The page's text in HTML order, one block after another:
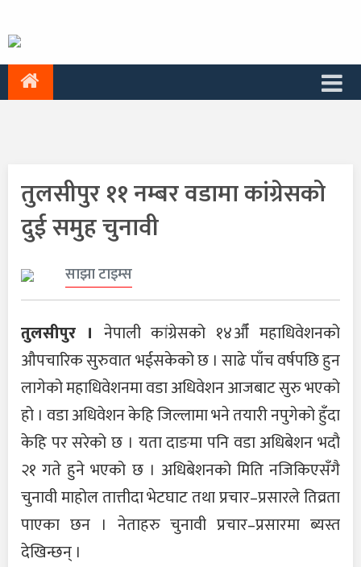
तुलसीपुर ११ नम्बर वडामा कांग्रेसको
दुई समुह चुनावी
साझा टाइम्स
तुलसीपुर । नेपाली कांग्रेसको १४औँ महाधिवेशनको
औपचारिक सुरुवात भईसकेको छ । साढे पाँच वर्षपछि हुन
लागेको महाधिवेशनमा वडा अधिवेशन आजबाट सुरु भएको
हो । वडा अधिवेशन केहि जिल्लामा भने तयारी नपुगेको हुँदा
केहि पर सरेको छ । यता दाङमा पनि वडा अधिबेशन भदौ
२१ गते हुने भएको छ । अधिबेशनको मिति नजिकिएसँगै
चुनावी माहोल तात्तीदा भेटघाट तथा प्रचार–प्रसारले तिव्रता
पाएका छन । नेताहरु चुनावी प्रचार–प्रसारमा ब्यस्त
देखिन्छन् ।